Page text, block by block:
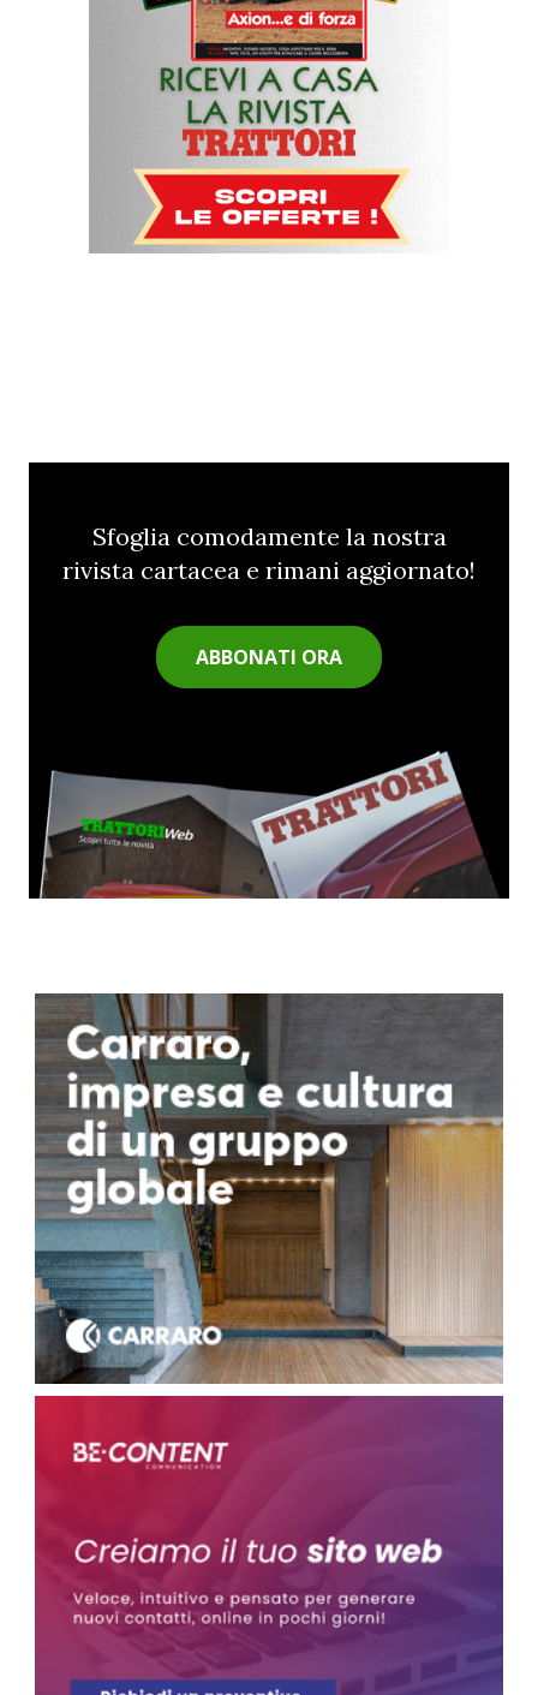
Sfoglia comodamente la nostra
rivista cartacea e rimani aggiornato!
ABBONATI ORA